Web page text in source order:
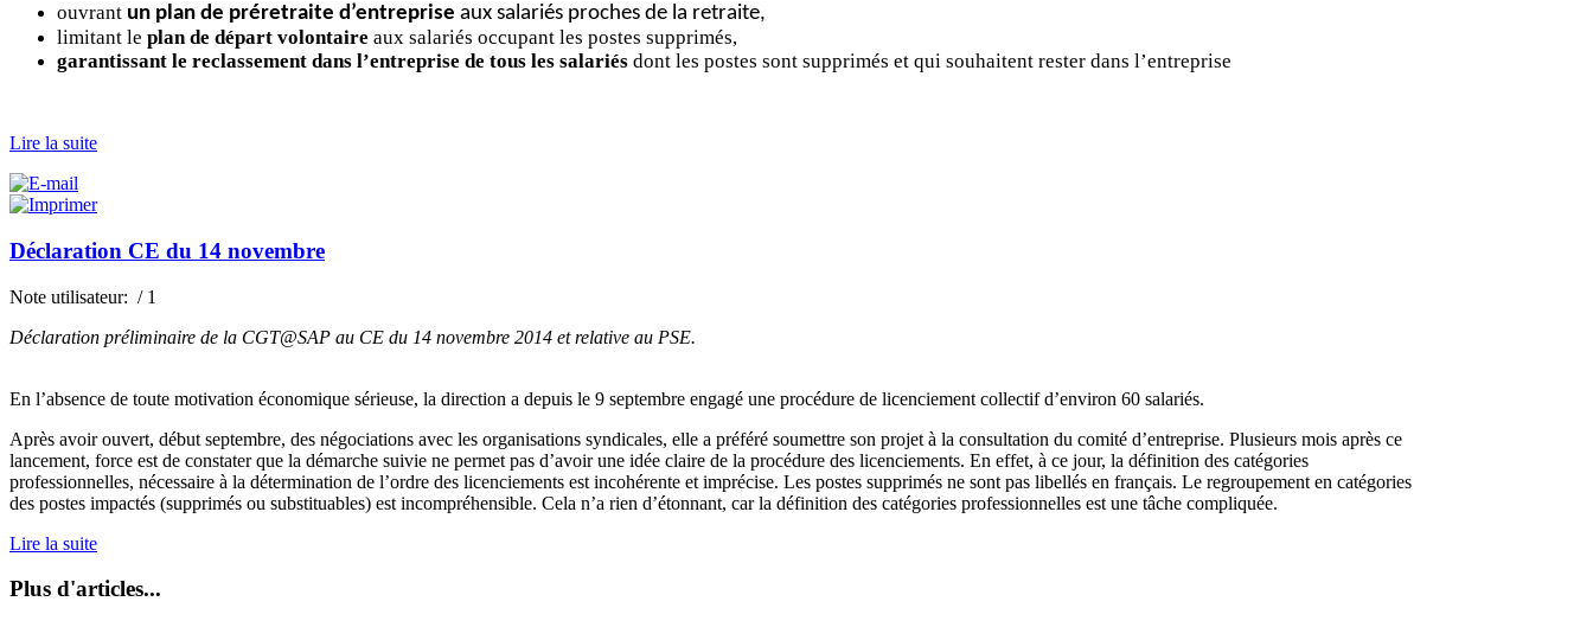
ouvrant un plan de préretraite d’entreprise aux salariés proches de la retraite,
limitant le plan de départ volontaire aux salariés occupant les postes supprimés,
garantissant le reclassement dans l’entreprise de tous les salariés dont les postes sont supprimés et qui souhaitent rester dans l’entreprise
Lire la suite
Déclaration CE du 14 novembre
Note utilisateur: / 1
Déclaration préliminaire de la CGT@SAP au CE du 14 novembre 2014 et relative au PSE.
En l’absence de toute motivation économique sérieuse, la direction a depuis le 9 septembre engagé une procédure de licenciement collectif d’environ 60 salariés.
Après avoir ouvert, début septembre, des négociations avec les organisations syndicales, elle a préféré soumettre son projet à la consultation du comité d’entreprise. Plusieurs mois après ce
lancement, force est de constater que la démarche suivie ne permet pas d’avoir une idée claire de la procédure des licenciements. En effet, à ce jour, la définition des catégories
professionnelles, nécessaire à la détermination de l’ordre des licenciements est incohérente et imprécise. Les postes supprimés ne sont pas libellés en français. Le regroupement en catégories
des postes impactés (supprimés ou substituables) est incompréhensible. Cela n’a rien d’étonnant, car la définition des catégories professionnelles est une tâche compliquée.
Lire la suite
Plus d'articles...